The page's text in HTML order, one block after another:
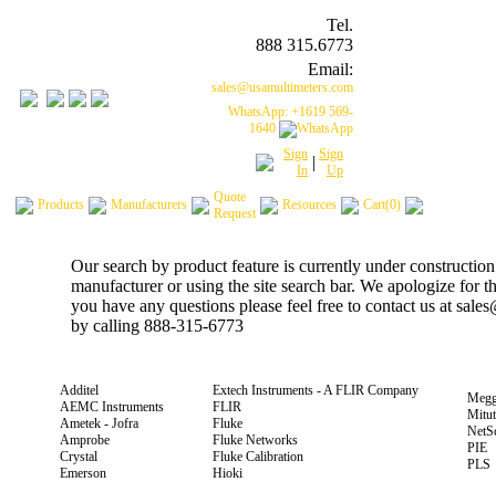
Tel.
888 315.6773
Email:
sales@usamultimeters.com
WhatsApp: +1619 569-
1640
Sign
In | Sign
Up
Products Manufacturers
Quote
Request
Resources Cart(0)
Our search by product feature is currently under
manufacturer or using the site search bar. We apologize for
you have any questions please feel free to contact us at
by calling 888-315-6773
Additel
AEMC Instruments
Ametek - Jofra
Amprobe
Crystal
Emerson
Extech Instruments - A FLIR Company
FLIR
Fluke
Fluke Networks
Fluke Calibration
Hioki
PIE
PLS